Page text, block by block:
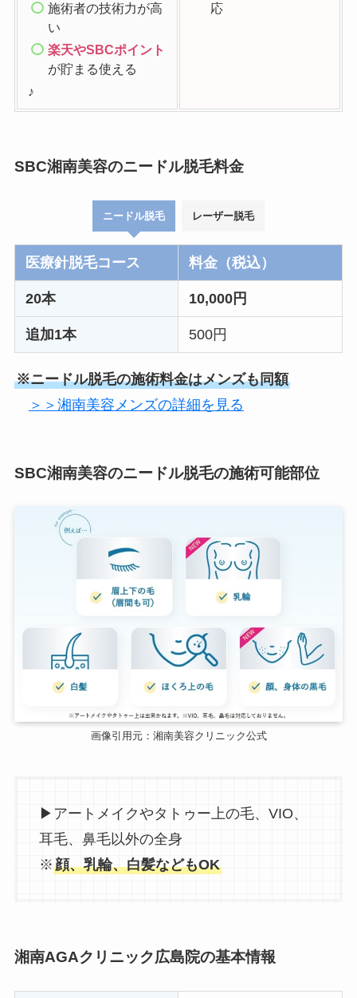
施術者の技術力が高
い
楽天やSBCポイント
が貯まる使える
♪
応
SBC湘南美容のニードル脱毛料金
ニードル脱毛 レーザー脱毛
医療針脱毛コース 料金（税込）
20本 10,000円
追加1本 500円
※ニードル脱毛の施術料金はメンズも同額
＞＞湘南美容メンズの詳細を見る
SBC湘南美容のニードル脱毛の施術可能部位
画像引用元：湘南美容クリニック公式
▶アートメイクやタトゥー上の毛、VIO、
耳毛、鼻毛以外の全身
※顔、乳輪、白髪などもOK
湘南AGAクリニック広島院の基本情報